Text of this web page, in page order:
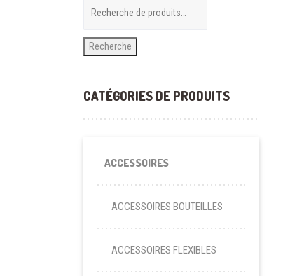
Recherche
CATÉGORIES DE PRODUITS
ACCESSOIRES
ACCESSOIRES BOUTEILLES
ACCESSOIRES FLEXIBLES